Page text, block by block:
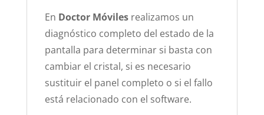
En Doctor Móvilesrealizamos un
diagnóstico completo del estado de la
pantalla para determinar si basta con
cambiar el cristal, si es necesario
sustituir el panel completo o si el fallo
está relacionado con el software.